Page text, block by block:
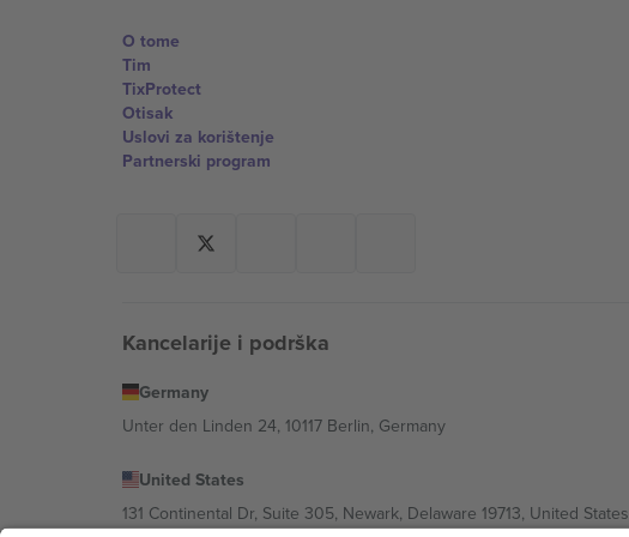
O tome
Tim
TixProtect
Otisak
Uslovi za korištenje
Partnerski program
Kancelarije i podrška
Germany
Unter den Linden 24, 10117 Berlin, Germany
United States
131 Continental Dr, Suite 305, Newark, Delaware 19713, United States